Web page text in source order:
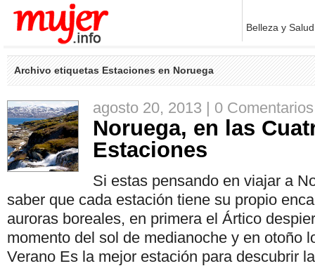
Belleza y Salud
Archivo etiquetas Estaciones en Noruega
agosto 20, 2013 | 0 Comentarios
Noruega, en las
Estaciones
Si estas pensando en viajar a
saber que cada estación tiene su propio
auroras boreales, en primera el Ártico
momento del sol de medianoche y en otoño
Verano Es la mejor estación para descubrir